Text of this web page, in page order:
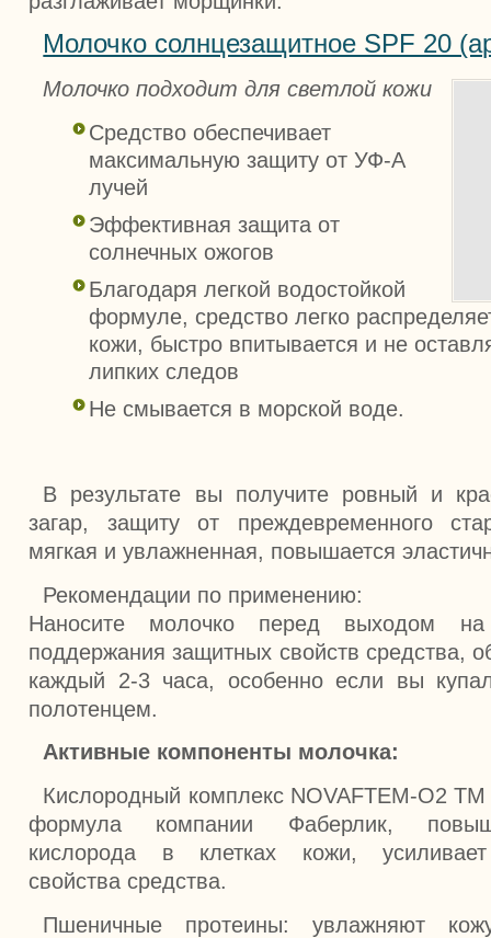
Молочко солнцезащитное SPF 20
Молочко подходит для светлой кожи
Средство обеспечивает
максимальную защиту от УФ-А
лучей
Эффективная защита от
солнечных ожогов
Благодаря легкой водостойкой
формуле, средство легко
кожи, быстро впитывается и не
липких следов
Не смывается в морской воде.
В результате вы получите ровный и
загар, защиту от преждевременного
мягкая и увлажненная, повышается
Рекомендации по применению:
Наносите молочко перед выходом
поддержания защитных свойств средства,
каждый 2-3 часа, особенно если вы
полотенцем.
Активные компоненты молочка:
Кислородный комплекс NOVAFTEM-O2 TM
формула компании Фаберлик,
кислорода в клетках кожи,
свойства средства.
Пшеничные протеины: увлажняют